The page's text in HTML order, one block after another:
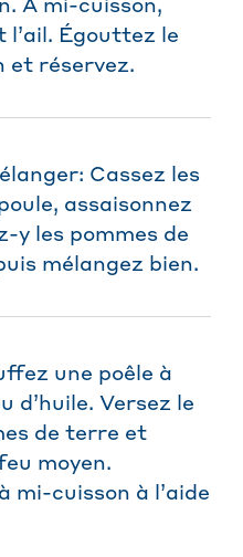
À mi-cuisson,
l’ail. Égouttez le
et réservez.
Cassez les
assaisonnez
y les pommes de
mélangez bien.
une poêle à
d’huile. Versez le
de terre et
moyen.
mi-cuisson à l’aide